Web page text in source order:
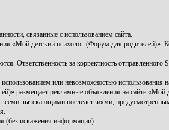
связанные с использованием сайта.
«Мой детский психолог (Форум для родителей)».
Ответственность за корректность
или невозможностью использования
размещает рекламные объявления на сайте
всеми вытекающими последствиями,
(без искажения информации).